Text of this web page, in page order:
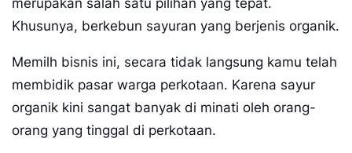
merupakan salah satu pilihan yang tepat.
Khusunya, berkebun sayuran yang berjenis organik.
Memilh bisnis ini, secara tidak langsung kamu telah
membidik pasar warga perkotaan. Karena sayur
organik kini sangat banyak di minati oleh orang-
orang yang tinggal di perkotaan.